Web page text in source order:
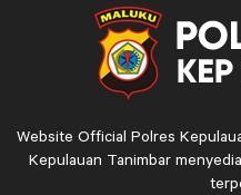
Website Official Polres
Kepulauan Tanimbar